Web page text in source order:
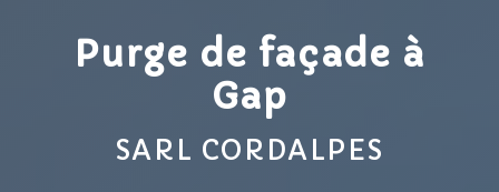
Purge de façade à
Gap
SARL CORDALPES